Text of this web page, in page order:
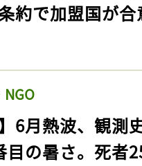
約で加盟国が合
6月熱波、観
目の暑さ。死者